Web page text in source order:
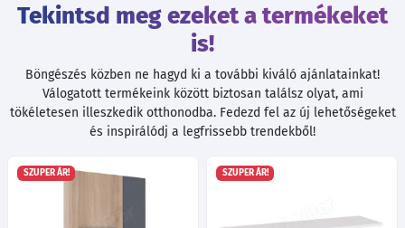
Tekintsd meg ezeket a termékeket
is!
Böngészés közben ne hagyd ki a további kiváló ajánlatainkat!
Válogatott termékeink között biztosan találsz olyat, ami
tökéletesen illeszkedik otthonodba. Fedezd fel az új lehetőségeket
és inspirálódj a legfrissebb trendekből!
SZUPER ÁR! SZUPER ÁR!